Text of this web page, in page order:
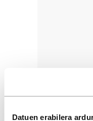
Datuen erabilera